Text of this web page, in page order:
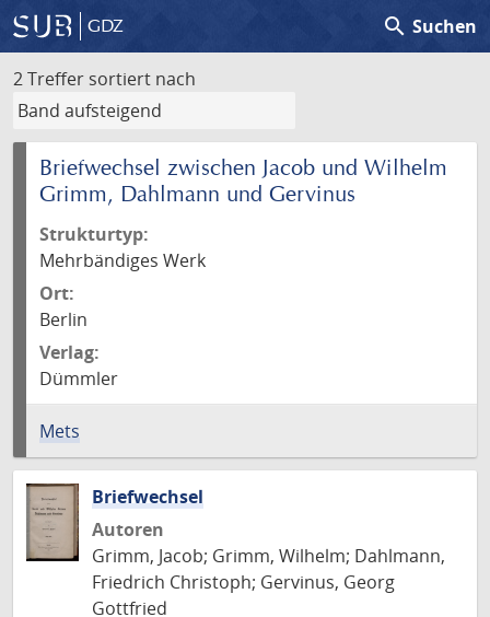
GDZ search Suchen
2 Treffer sortiert nach
Briefwechsel zwischen Jacob und Wilhelm
Grimm, Dahlmann und Gervinus
Strukturtyp:
Mehrbändiges Werk
Ort:
Berlin
Verlag:
Dümmler
Mets
Briefwechsel
Autoren
Grimm, Jacob; Grimm, Wilhelm; Dahlmann,
Friedrich Christoph; Gervinus, Georg
Gottfried